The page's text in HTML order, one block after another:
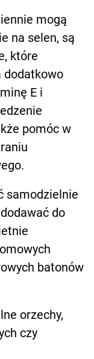
mogą
na selen, są
które
dodatkowo
E i
pomóc w
samodzielnie
do
batonów
orzechy,
czy